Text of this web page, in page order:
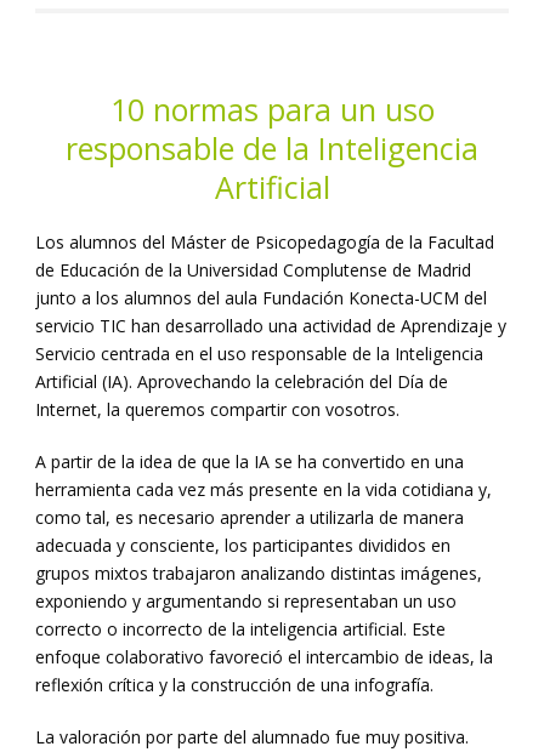
10 normas para un uso
responsable de la Inteligencia
Artificial
Los alumnos del Máster de Psicopedagogía de la Facultad
de Educación de la Universidad Complutense de Madrid
junto a los alumnos del aula Fundación Konecta-UCM del
servicio TIC han desarrollado una actividad de Aprendizaje y
Servicio centrada en el uso responsable de la Inteligencia
Artificial (IA). Aprovechando la celebración del Día de
Internet, la queremos compartir con vosotros.
A partir de la idea de que la IA se ha convertido en una
herramienta cada vez más presente en la vida cotidiana y,
como tal, es necesario aprender a utilizarla de manera
adecuada y consciente, los participantes divididos en
grupos mixtos trabajaron analizando distintas imágenes,
exponiendo y argumentando si representaban un uso
correcto o incorrecto de la inteligencia artificial. Este
enfoque colaborativo favoreció el intercambio de ideas, la
reflexión crítica y la construcción de una infografía.
La valoración por parte del alumnado fue muy positiva.